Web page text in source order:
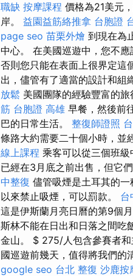
職缺 按摩課程 價格為21美元
岸。 益園益筋絡推拿 台胞證
page seo 苗栗外燴 到現在為
中心。 在美國巡遊中，您不應
否則您只能在表面上很界定這
出，儘管有了適當的設計和組
放鬆 美國團隊的經驗豐富的
筋 台胞證 高雄 早餐，然後前
巴的日常生活。 整復師證照
條路大約需要二十個小時，並
線上課程 乘客可以從三個班級
已經在3月底之前出售，但它
中整復 儘管吸煙是土耳其的
以來禁止吸煙，可以罰款。 台
這是伊斯蘭月亮日曆的第9個
斯林不能在日出和日落之間吃
金山。 $ 275/人包含參賽者
國巡遊前幾天，值得將我們的
google seo 台北 整復 沙鹿按